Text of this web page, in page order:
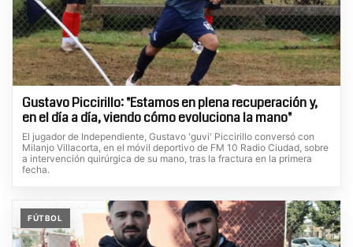
Gustavo Piccirillo: "Estamos en plena recuperación y,
en el día a día, viendo cómo evoluciona la mano"
El jugador de Independiente, Gustavo 'guvi' Piccirillo conversó con
Milanjo Villacorta, en el móvil deportivo de FM 10 Radio Ciudad, sobre
a intervención quirúrgica de su mano, tras la fractura en la primera
fecha.
FÚTBOL